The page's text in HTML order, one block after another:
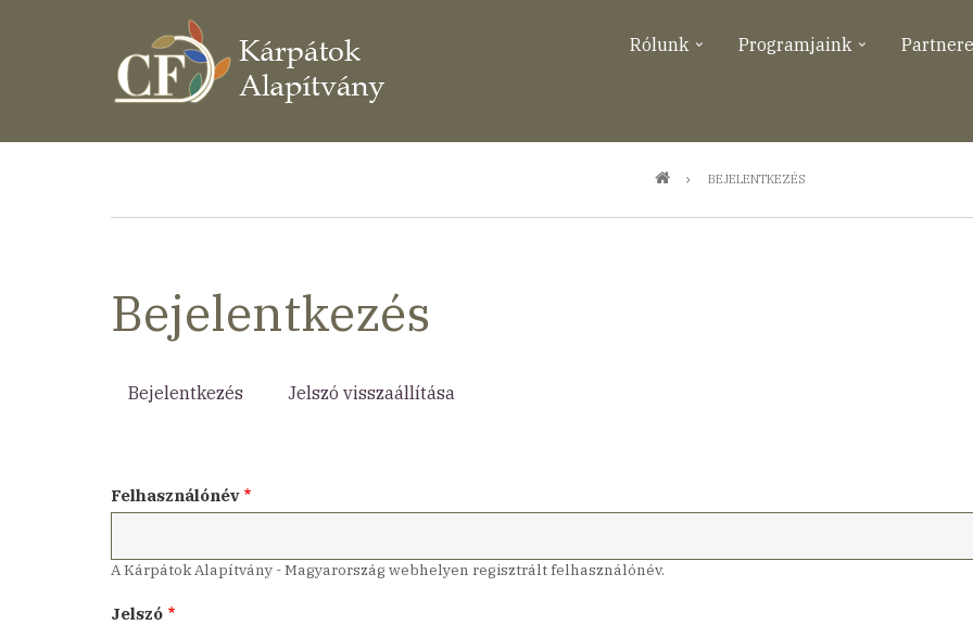
Rólunk Programjaink
BEJELENTKEZÉS
Bejelentkezés
Bejelentkezés (aktívJelszó visszaállítása
Felhasználónév
A Kárpátok Alapítvány - Magyarország webhelyen regisztrált felhasználónév.
Jelszó